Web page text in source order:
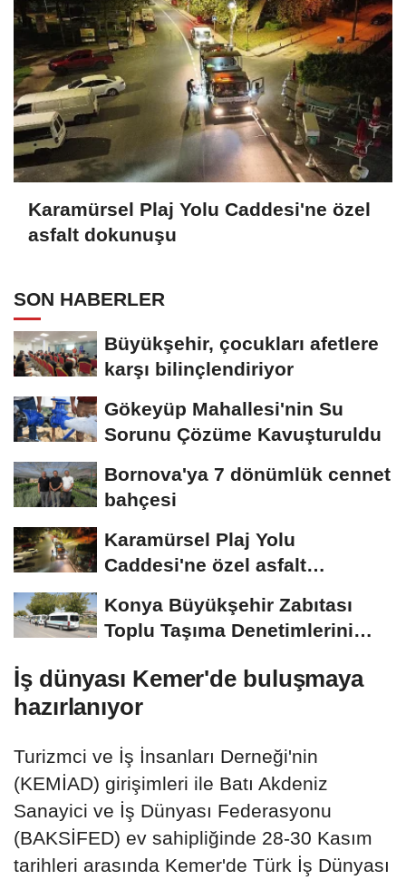
Karamürsel Plaj Yolu Caddesi'ne özel
asfalt dokunuşu
SON HABERLER
Büyükşehir, çocukları afetlere
karşı bilinçlendiriyor
Gökeyüp Mahallesi'nin Su
Sorunu Çözüme Kavuşturuldu
Bornova'ya 7 dönümlük cennet
bahçesi
Karamürsel Plaj Yolu
Caddesi'ne özel asfalt
Konya Büyükşehir Zabıtası
Toplu Taşıma Denetimlerini
İş dünyası Kemer'de buluşmaya
hazırlanıyor
Turizmci ve İş İnsanları Derneği'nin
(KEMİAD) girişimleri ile Batı Akdeniz
Sanayici ve İş Dünyası Federasyonu
(BAKSİFED) ev sahipliğinde 28-30 Kasım
tarihleri arasında Kemer'de Türk İş Dünyası